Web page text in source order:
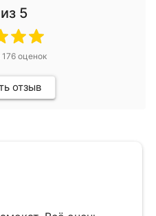
из 5
176оценок
отзыв